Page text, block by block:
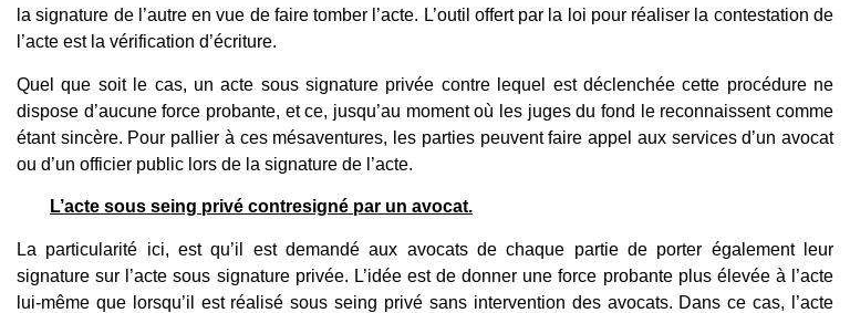
la signature de l’autre en vue de faire tomber l’acte. L’outil offert par la loi pour réaliser la contestation de
l’acte est la vérification d’écriture.
Quel que soit le cas, un acte sous signature privée contre lequel est déclenchée cette procédure ne
dispose d’aucune force probante, et ce, jusqu’au moment où les juges du fond le reconnaissent comme
étant sincère. Pour pallier à ces mésaventures, les parties peuvent faire appel aux services d’un avocat
ou d’un officier public lors de la signature de l’acte.
L’acte sous seing privé contresigné par un avocat.
La particularité ici, est qu’il est demandé aux avocats de chaque partie de porter également leur
signature sur l’acte sous signature privée. L’idée est de donner une force probante plus élevée à l’acte
lui-même que lorsqu’il est réalisé sous seing privé sans intervention des avocats. Dans ce cas, l’acte